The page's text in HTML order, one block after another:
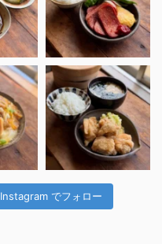
Instagram でフォロー